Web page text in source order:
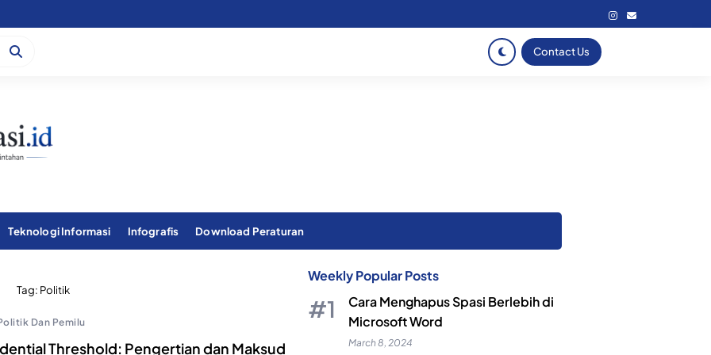
Contact Us
Teknologi Informasi Infografis Download Peraturan
Tag: Politik
Dan Pemilu
Threshold: Pengertian dan Maksud
Weekly Popular Posts
Cara Menghapus Spasi Berlebih di
Microsoft Word
March 8, 2024